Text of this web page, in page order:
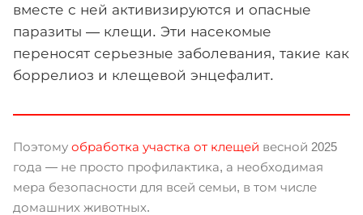
вместе с ней активизируются и опасные
паразиты — клещи. Эти насекомые
переносят серьезные заболевания, такие как
боррелиоз и клещевой энцефалит.
Поэтому обработка участка от клещей весной 2025
года — не просто профилактика, а необходимая
мера безопасности для всей семьи, в том числе
домашних животных.